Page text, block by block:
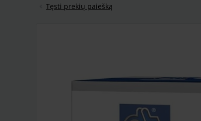
Tęsti prekių paiešką